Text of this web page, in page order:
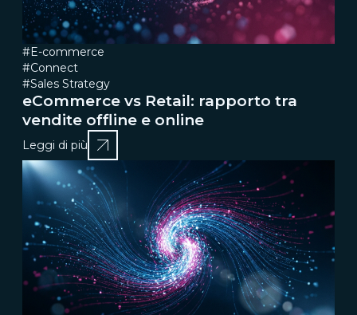
#E-commerce
#Connect
#Sales Strategy
eCommerce vs Retail: rapporto tra
vendite offline e online
Leggi di più